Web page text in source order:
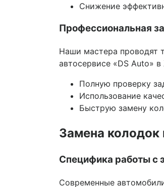
Снижение
Профессиональная
Наши мастера проводят
автосервисе «DS Auto»
Полную проверку
Использование
Быструю замену
Замена колодок
Специфика работы с
Современные